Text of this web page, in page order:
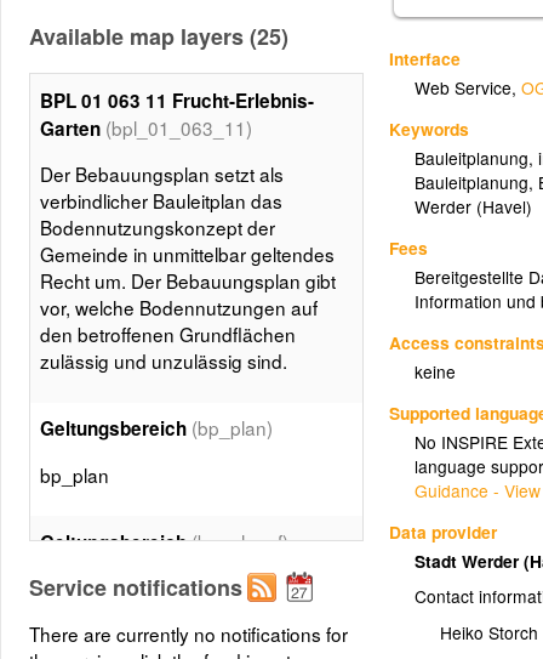
Interface
Web Service,
Keywords
Bauleitplanung,
Bauleitplanung,
Werder (Havel)
Fees
Bereitgestellte
Information und
Access
keine
Supported
No INSPIRE
language
Guidance -
Data provider
Stadt Werder
Contact
Heiko Storch
Available map layers (25)
BPL 01 063 11 Frucht-Erlebnis-
Garten (bpl_01_063_11)
Der Bebauungsplan setzt als
verbindlicher Bauleitplan das
Bodennutzungskonzept der
Gemeinde in unmittelbar geltendes
Recht um. Der Bebauungsplan gibt
vor, welche Bodennutzungen auf
den betroffenen Grundflächen
zulässig und unzulässig sind.
Geltungsbereich (bp_plan)
bp_plan
Geltungsbereich(bp_plan_f)
Klasse modelliert einen
Service notifications
There are currently no notifications for